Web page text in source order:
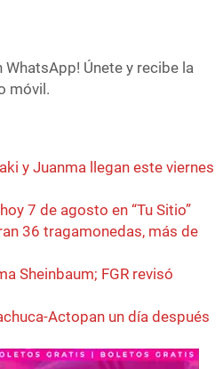
WhatsApp! Únete y recibe la
móvil.
y Juanma llegan este viernes
7 de agosto en “Tu Sitio”
36 tragamonedas, más de
Sheinbaum; FGR revisó
Actopan un día después